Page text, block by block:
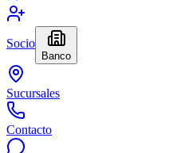
Socio
Banco
Sucursales
Contacto